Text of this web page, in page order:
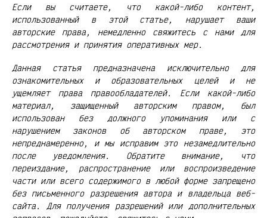
Если вы считаете, что какой-либо контент,
использованный в этой статье, нарушает ваши
авторские права, немедленно свяжитесь с нами для
рассмотрения и принятия оперативных мер.
Данная статья предназначена исключительно для
ознакомительных и образовательных целей и не
ущемляет права правообладателей. Если какой-либо
материал, защищенный авторским правом, был
использован без должного упоминания или с
нарушением законов об авторском праве, это
непреднамеренно, и мы исправим это незамедлительно
после уведомления. Обратите внимание, что
переиздание, распространение или воспроизведение
части или всего содержимого в любой форме запрещено
без письменного разрешения автора и владельца веб-
сайта. Для получения разрешений или дополнительных